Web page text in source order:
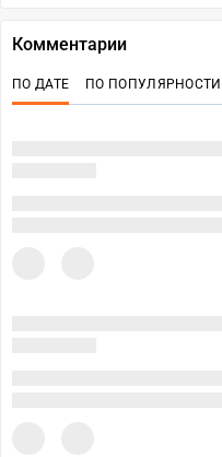
Комментарии
ПО ДАТЕ ПО ПОПУЛЯРНОСТИ